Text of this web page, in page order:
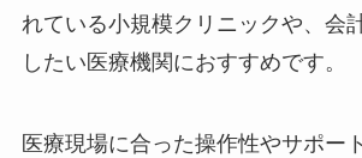
れている小規模クリニックや、会
したい医療機関におすすめです。
医療現場に合った操作性やサポー